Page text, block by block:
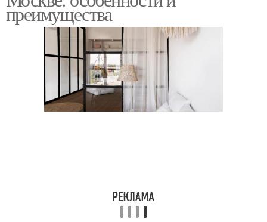
Двери из стекла
преимущества